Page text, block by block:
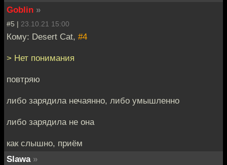
Goblin »
#5 | 23.10.21 15:00
Кому: Desert Cat, #4
> Нет понимания
повтряю
либо зарядила нечаянно, либо умышленно
либо зарядила не она
как слышно, приём
Slawa »